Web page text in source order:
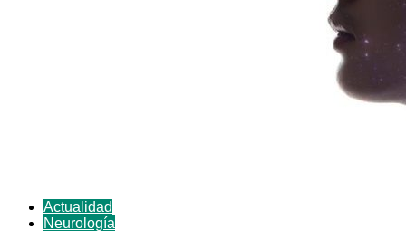
Actualidad
Neurología